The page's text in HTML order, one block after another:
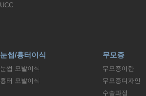
UCC
눈썹/흉터이식
눈썹 모발이식
흉터 모발이식
무모증
무모증이란
무모증디자인
수술과정